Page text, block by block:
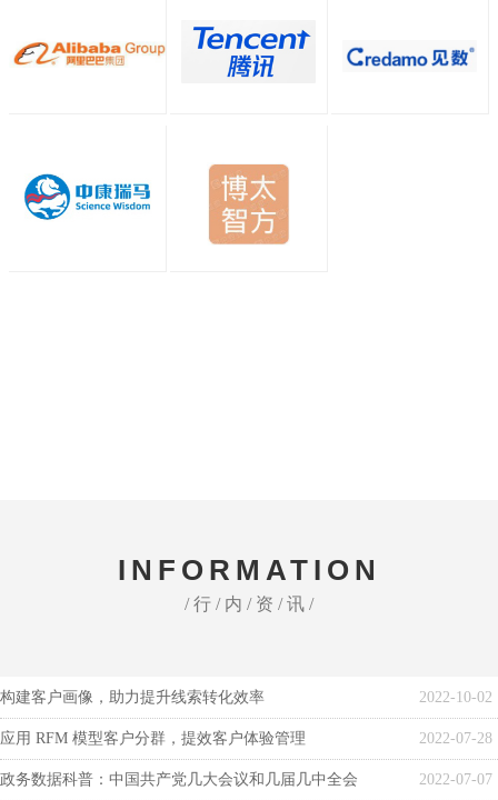
INFORMATION
/ 行 / 内 / 资 / 讯 /
2022-10-02
构建客户画像，助力提升线索转化效率
2022-07-28
应用 RFM 模型客户分群，提效客户体验管理
2022-07-07
政务数据科普：中国共产党几大会议和几届几中全会